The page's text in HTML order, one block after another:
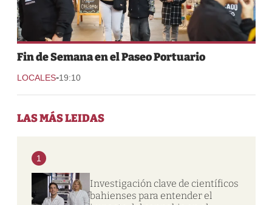
Fin de Semana en el Paseo Portuario
LOCALES-19:10
LAS MÁS LEIDAS
1
Investigación clave de científicos
bahienses para entender el